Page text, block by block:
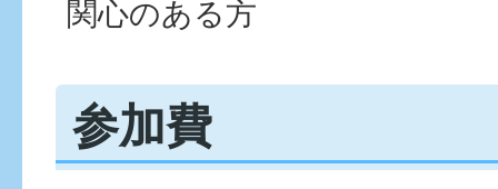
関心のある方
参加費